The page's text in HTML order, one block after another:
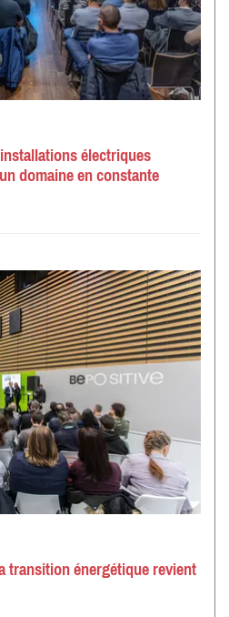
électriques
domaine en constante
transition énergétique revient